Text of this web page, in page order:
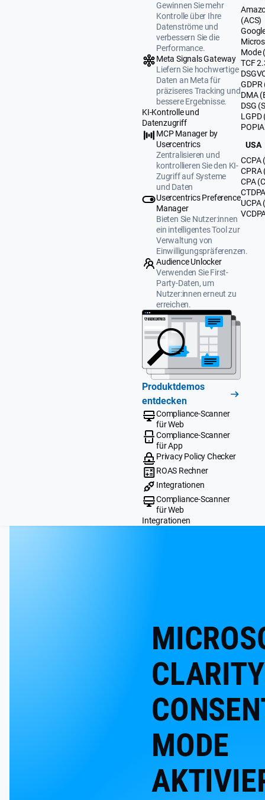
Gewinnen Sie mehr
Kontrolle über Ihre
Datenströme und
verbessern Sie die
Performance.
Meta Signals Gateway
Liefern Sie hochwertige
Daten an Meta für
präziseres Tracking und
bessere Ergebnisse.
KI-Kontrolle und
Datenzugriff
MCP Manager by
Usercentrics
Zentralisieren und
kontrollieren Sie den KI-
Zugriff auf Systeme
und Daten
Usercentrics Preference
Manager
Bieten Sie Nutzer:innen
ein intelligentes Tool zur
Verwaltung von
Einwilligungspräferenzen.
Audience Unlocker
Verwenden Sie First-
Party-Daten, um
Nutzer:innen erneut zu
erreichen.
Produktdemos
entdecken
Compliance-Scanner
für Web
Compliance-Scanner
für App
Privacy Policy Checker
ROAS Rechner
Integrationen
Compliance-Scanner
für Web
Integrationen
(ACS)
Mode
TCF
GDPR
DMA
DSG
LGPD
USA
CCPA
CPRA
CPA
UCPA
CLARITY
MODE